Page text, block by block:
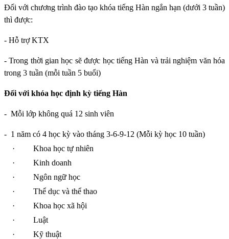
Đối với chương trình đào tạo khóa tiếng Hàn ngắn hạn (dưới 3 tuần)
thì được:
- Hỗ trợ KTX
- Trong thời gian học sẽ được học tiếng Hàn và trải nghiệm văn hóa
trong 3 tuần (mỗi tuần 5 buổi)
Đối với khóa học định kỳ tiếng Hàn
- Mỗi lớp không quá 12 sinh viên
- 1 năm có 4 học kỳ vào tháng 3-6-9-12 (Mỗi kỳ học 10 tuần)
·
Khoa học tự nhiên
·
Kinh doanh
·
Ngôn ngữ học
·
Thể dục và thể thao
·
Khoa học xã hội
·
Luật
·
Kỹ thuật